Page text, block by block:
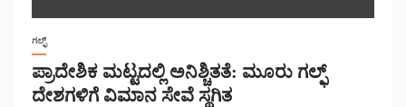
ಗಲ್ಫ್
ಪ್ರಾದೇಶಿಕ ಮಟ್ಟದಲ್ಲಿ ಅನಿಶ್ಚಿತತೆ: ಮೂರು ಗಲ್ಫ್
ದೇಶಗಳಿಗೆ ವಿಮಾನ ಸೇವೆ ಸ್ಥಗಿತ